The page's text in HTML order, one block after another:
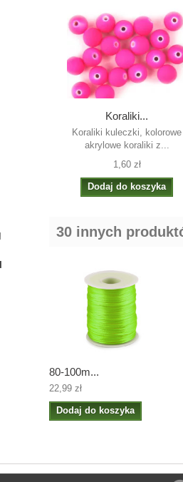
Koraliki...
Koraliki kuleczki, kolorowe
akrylowe koraliki z...
1,60 zł
Dodaj do koszyka
30 innych
80-100m...
22,99 zł
Dodaj do koszyka